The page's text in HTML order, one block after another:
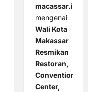
macassar.id
mengenai
Wali Kota
Makassar
Resmikan
Restoran,
Convention
Center,